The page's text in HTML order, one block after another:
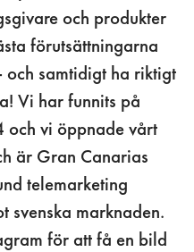
och produkter
förutsättningarna
och samtidigt ha riktigt
Vi har funnits på
och vi öppnade vårt
är Gran Canarias
telemarketing
svenska marknaden.
för att få en bild